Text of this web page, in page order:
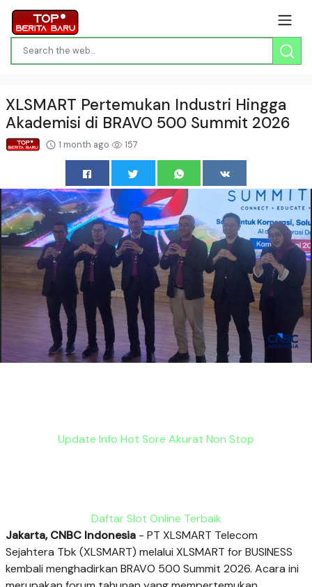
XLSMART Pertemukan Industri Hingga
Akademisi di BRAVO 500 Summit 2026
1 month ago 157
Update Info Hot Sore Akurat Non Stop
Daftar Slot Online Terbaik
Jakarta, CNBC Indonesia - PT XLSMART Telecom
Sejahtera Tbk (XLSMART) melalui XLSMART for BUSINESS
kembali menghadirkan BRAVO 500 Summit 2026. Acara ini